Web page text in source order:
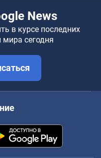
News
в курсе последних
мира сегодня